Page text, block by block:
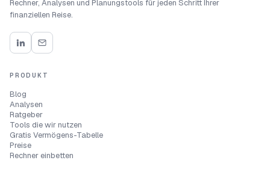
Rechner, Analysen und Planungstools für jeden Schritt Ihrer
finanziellen Reise.
PRODUKT
Blog
Analysen
Ratgeber
Tools die wir nutzen
Gratis Vermögens-Tabelle
Preise
Rechner einbetten